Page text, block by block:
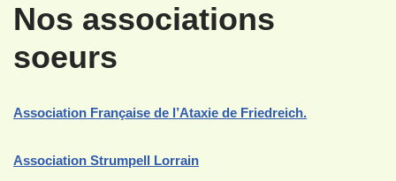
Nos associations
soeurs
Association Française de l’Ataxie de Friedreich.
Association Strumpell Lorrain